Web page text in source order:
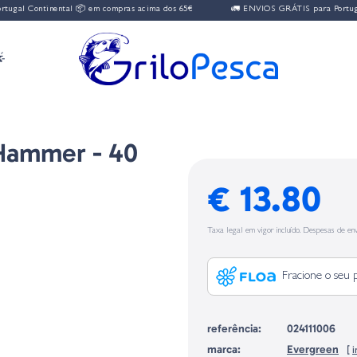
📦 em compras acima dos 65€ 🚛 ENVIOS GRÁTIS para Portugal
- 40
€ 13.80
Taxa legal em vigor incluído. Despesas de
Fracione o
referência:
024111006
marca:
Evergreen [